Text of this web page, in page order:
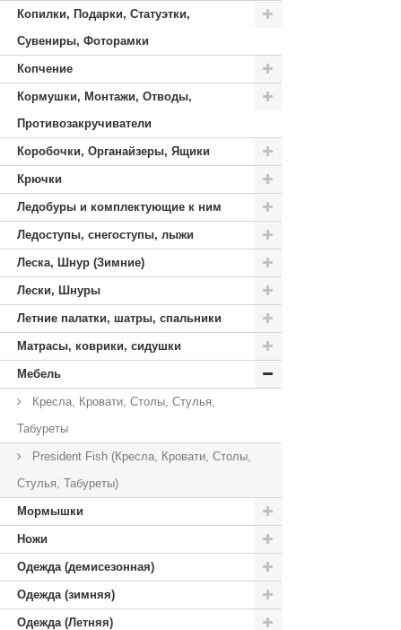
Копилки, Подарки, Статуэтки,
Сувениры, Фоторамки
Копчение
Кормушки, Монтажи, Отводы,
Противозакручиватели
Коробочки, Органайзеры, Ящики
Крючки
Ледобуры и комплектующие к ним
Ледоступы, снегоступы, лыжи
Леска, Шнур (Зимние)
Лески, Шнуры
Летние палатки, шатры, спальники
Матрасы, коврики, сидушки
Мебель
Кресла, Кровати, Столы, Стулья,
Табуреты
President Fish (Кресла, Кровати, Столы,
Стулья, Табуреты)
Мормышки
Ножи
Одежда (демисезонная)
Одежда (зимняя)
Одежда (Летняя)